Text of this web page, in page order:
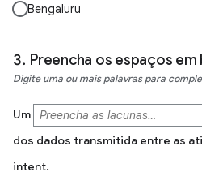
Bengaluru
Preencha os espaços em
Digite uma ou mais palavras para
Um
dos dados transmitida entre as
intent.